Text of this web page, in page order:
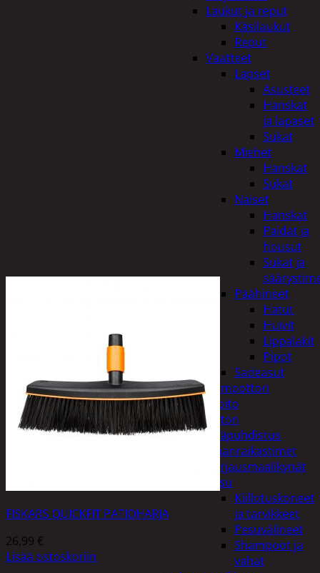
Laukut ja reput
Käsilaukut
Reput
Vaatteet
Lapset
Asusteet
Hanskat
ja lapaset
Sukat
Miehet
Hanskat
Sukat
Naiset
Hanskat
Paidat ja
housut
Sukat ja
Päähineet
Hatut
Huivit
Lippalakit
Pipot
Sadeasut
Auto, vene ja moottori
Autonhoito
Auton
sisäpuhdistus
Ilmanraikastimet
Korjausmaalikynät
Pesu
Kiillotuskoneet
ja tarvikkeet
Pesuvälineet
Shampoot ja
vahat
FISKARS QUICKFIT PATIOHARJA
26,99 €
Lisää ostoskoriin